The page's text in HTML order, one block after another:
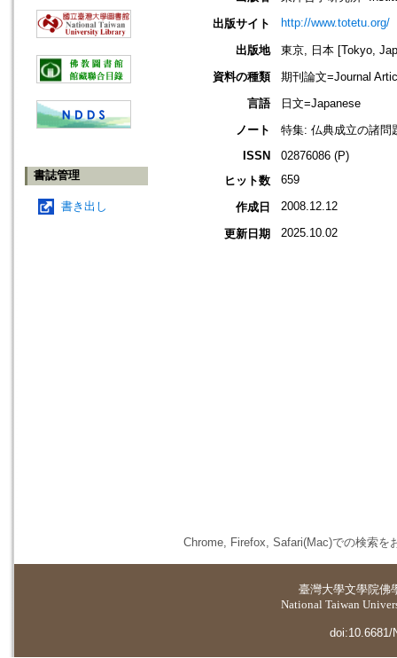
書誌管理
書き出し
出版サイト
http://www.totetu.org/
出版地
東京, 日本 [Tokyo,
資料の種類
期刊論文=Journal
言語
日文=Japanese
ノート
特集: 仏典成立の諸問
ISSN
02876086 (P)
ヒット数
659
作成日 2008.12.12
更新日期 2025.10.02
Chrome, Firefox, Safari(Mac)での検索を
臺灣大學文學院佛
National Taiwan
doi:10.6681/